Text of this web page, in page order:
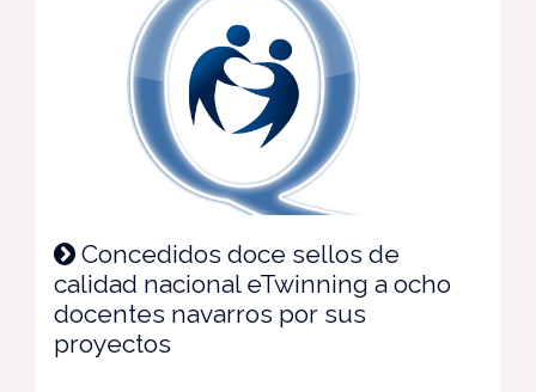
Concedidos doce sellos de
calidad nacional eTwinning a ocho
docentes navarros por sus
proyectos